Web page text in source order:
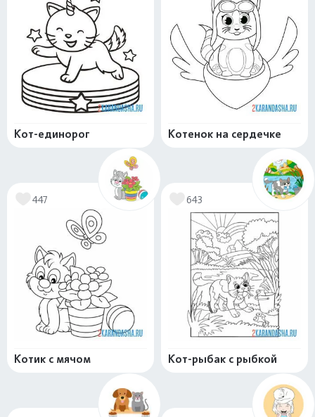
Кот-единорог Котенок на сердечке
447
Котик с мячом
643
Кот-рыбак с рыбкой